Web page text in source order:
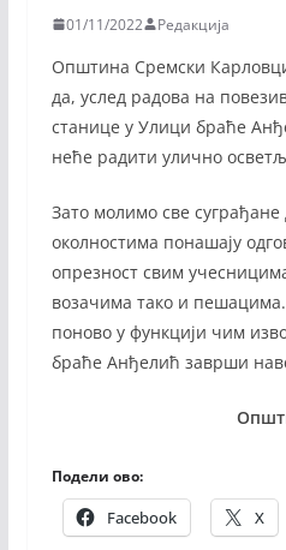
01/11/2022 Редакција
Општина Сремски
да, услед радова на
станице у Улици браће
неће радити улично
Зато молимо све суграђане
околностима понашају
опрезност свим
возачима тако и
поново у функцији чим
браће Анђелић заврши
Подели ово:
Facebook X